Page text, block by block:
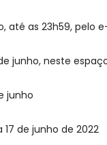
até as 23h59,
junho, neste
junho
17 de junho de 2022